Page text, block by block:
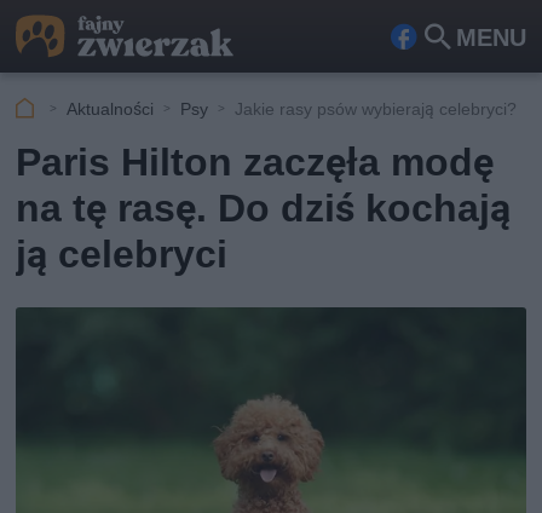
MENU
Fa
ook
Szu
kaj
Aktualności Psy Jakie rasy psów wybierają celebryci?
Paris Hilton zaczęła modę
na tę rasę. Do dziś kochają
ją celebryci